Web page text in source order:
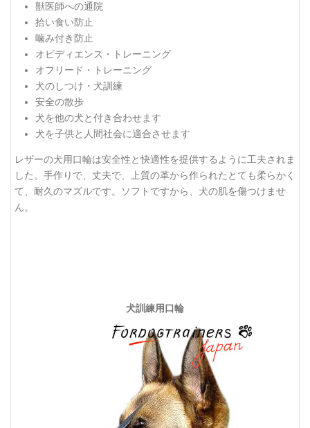
獣医師への通院
拾い食い防止
噛み付き防止
オビディエンス・トレーニング
オフリード・トレーニング
犬のしつけ・犬訓練
安全の散歩
犬を他の犬と付き合わせます
犬を子供と人間社会に適合させます
レザーの犬用口輪は安全性と快適性を提供するように工夫されま
した。手作りで、丈夫で、上質の革から作られたとても柔らかく
て、耐久のマズルです。ソフトですから、犬の肌を傷つけませ
ん。
犬訓練用口輪